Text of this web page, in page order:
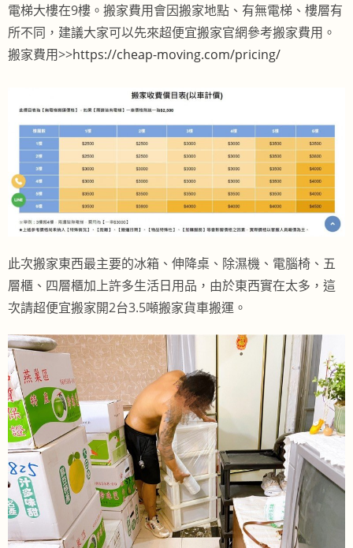
電梯大樓在9樓。搬家費用會因搬家地點、有無電梯、樓層有
所不同，建議大家可以先來超便宜搬家官網參考搬家費用。
搬家費用>>https://cheap-moving.com/pricing/
此次搬家東西最主要的冰箱、伸降桌、除濕機、電腦椅、五
層櫃、四層櫃加上許多生活日用品，由於東西實在太多，這
次請超便宜搬家開2台3.5噸搬家貨車搬運。